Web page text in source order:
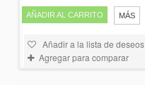
AÑADIR AL CARRITO MÁS
Añadir a la lista de deseos
Agregar para comparar